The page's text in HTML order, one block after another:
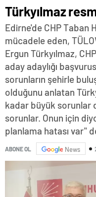
Türkyılmaz
Edirne'de CHP Taban
mücadele eden,
Ergun Türkyılmaz,
aday adaylığı
sorunların şehirle
olduğunu anlatan
kadar büyük sorunlar
sorunlar. Onun için
planlama hatası var"
ABONE OL News